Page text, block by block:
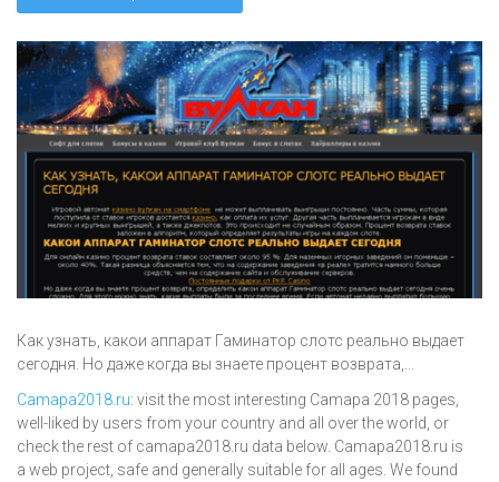
Как узнать, какои аппарат Гаминатор слотс реально выдает
сегодня. Но даже когда вы знаете процент возврата,...
Camapa2018.ru: visit the most interesting Camapa 2018 pages,
well-liked by users from your country and all over the world, or
check the rest of camapa2018.ru data below. Camapa2018.ru is
a web project, safe and generally suitable for all ages. We found